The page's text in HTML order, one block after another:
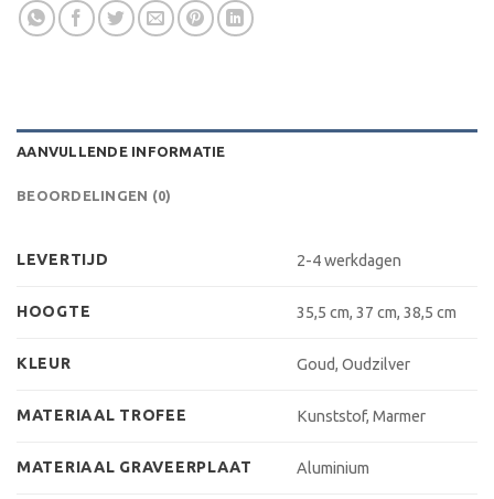
AANVULLENDE INFORMATIE
BEOORDELINGEN (0)
LEVERTIJD 2-4 werkdagen
HOOGTE 35,5 cm, 37 cm, 38,5 cm
KLEUR Goud, Oudzilver
MATERIAAL TROFEE Kunststof, Marmer
MATERIAAL GRAVEERPLAAT Aluminium